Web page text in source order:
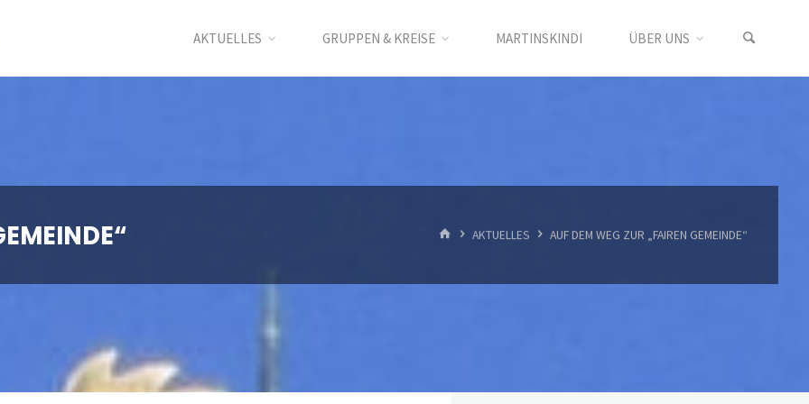
AKTUELLES GRUPPEN & KREISE MARTINSKINDI ÜBER UNS
STARTAKTUELLES AUF DEM WEG ZUR „FAIREN GEMEINDE“